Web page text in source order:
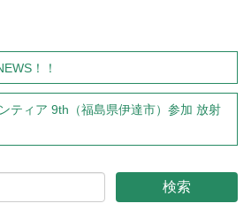
！！
ティア 9th（福島県伊達市）参加 放射